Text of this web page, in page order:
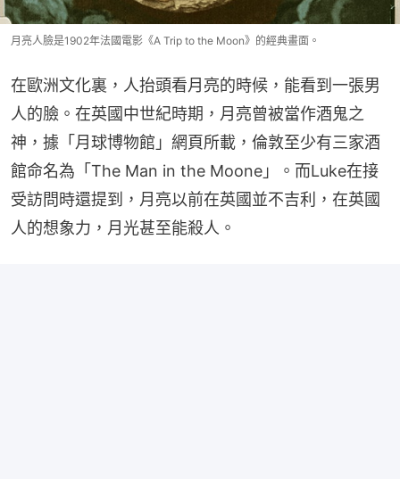
月亮人臉是1902年法國電影《A Trip to the Moon》的經典畫面。
在歐洲文化裏，人抬頭看月亮的時候，能看到一張男
人的臉。在英國中世紀時期，月亮曾被當作酒鬼之
神，據「月球博物館」網頁所載，倫敦至少有三家酒
館命名為「The Man in the Moone」。而Luke在接
受訪問時還提到，月亮以前在英國並不吉利，在英國
人的想象力，月光甚至能殺人。